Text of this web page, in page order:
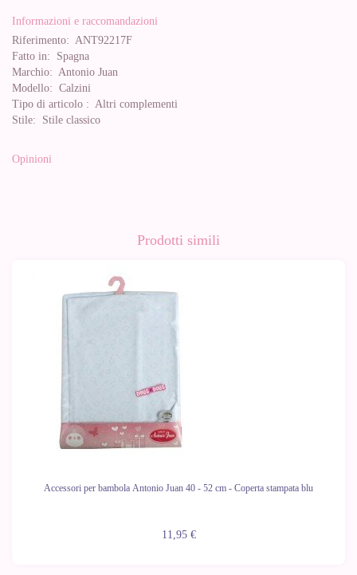
Informazioni e raccomandazioni
Riferimento: ANT92217F
Fatto in: Spagna
Marchio: Antonio Juan
Modello: Calzini
Tipo di articolo : Altri complementi
Stile: Stile classico
Opinioni
Prodotti simili
Accessori per bambola Antonio Juan 40 - 52 cm - Coperta stampata blu
11,95 €